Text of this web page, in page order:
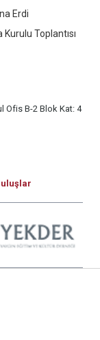
Erdi
Toplantısı
Ofis B-2 Blok Kat: 4